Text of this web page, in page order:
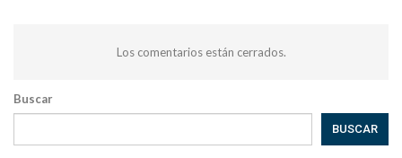
Los comentarios están cerrados.
Buscar
BUSCAR